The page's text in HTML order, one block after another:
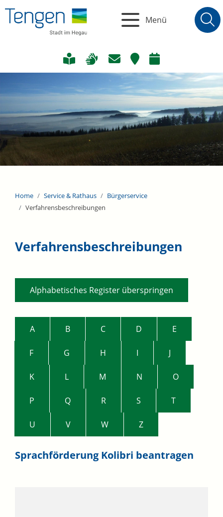
Menü
Home Service & Rathaus
Bürgerservice
Verfahrensbeschreibungen
Verfahrensbeschreibungen
Alphabetisches Register überspringen
A B C D E
F G H I J
K L M N O
P Q R S T
U V W Z
Sprachförderung Kolibri beantragen